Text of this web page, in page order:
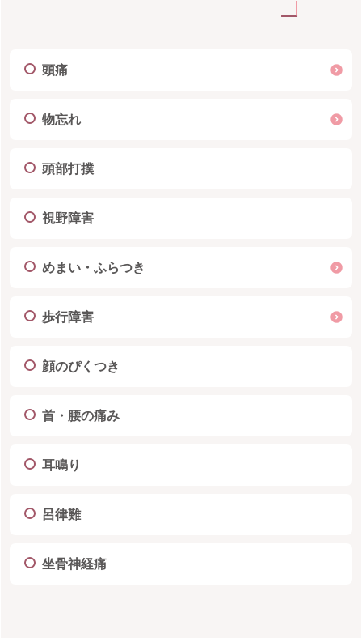
頭痛
物忘れ
頭部打撲
視野障害
めまい・ふらつき
歩行障害
顔のぴくつき
首・腰の痛み
耳鳴り
呂律難
坐骨神経痛